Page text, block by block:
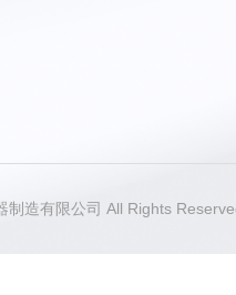
制造有限公司 All Rights